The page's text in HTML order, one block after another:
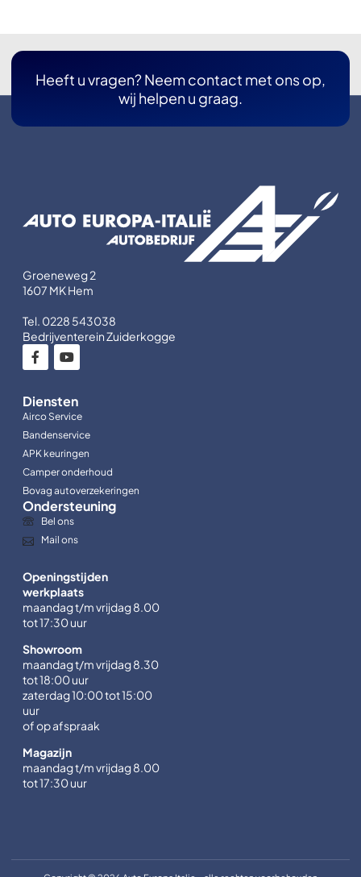
Heeft u vragen? Neem contact met ons op,
wij helpen u graag.
Groeneweg 2
1607 MK Hem
Tel. 0228 543038
Bedrijventerein Zuiderkogge
Diensten
Airco Service
Bandenservice
APK keuringen
Camper onderhoud
Bovag autoverzekeringen
Ondersteuning
Bel ons
Mail ons
Openingstijden
werkplaats
maandag t/m vrijdag 8.00
tot 17:30 uur
Showroom
maandag t/m vrijdag 8.30
tot 18:00 uur
zaterdag 10:00 tot 15:00
uur
of op afspraak
Magazijn
maandag t/m vrijdag 8.00
tot 17:30 uur